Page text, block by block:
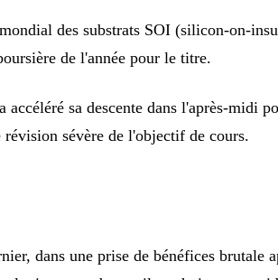
des substrats SOI (silicon-on-
de l'année pour le titre.
sa descente dans l'après-midi
sévère de l'objectif de cours.
dans une prise de bénéfices brutale